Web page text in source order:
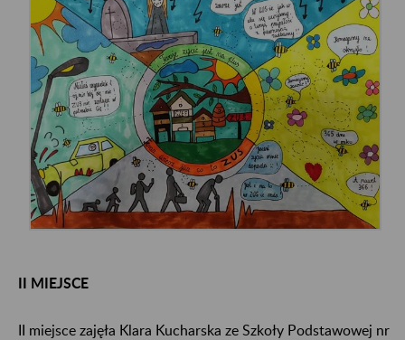
II MIEJSCE
II miejsce zajęła Klara Kucharska ze Szkoły Podstawowej nr